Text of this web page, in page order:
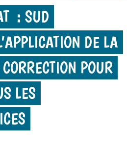
: SUD
DE LA
POUR
LES